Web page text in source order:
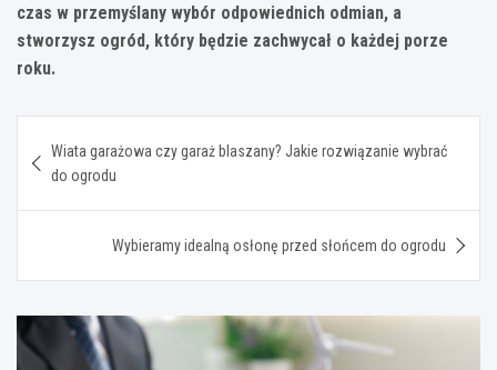
czas w przemyślany wybór odpowiednich odmian, a
stworzysz ogród, który będzie zachwycał o każdej porze
roku.
wpisu
Wiata garażowa czy garaż blaszany? Jakie rozwiązanie wybrać
do ogrodu
Wybieramy idealną osłonę przed słońcem do ogrodu